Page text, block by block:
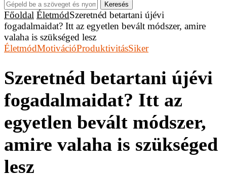
Keresés
Főoldal ÉletmódSzeretnéd betartani újévi
fogadalmaidat? Itt az egyetlen bevált módszer, amire
valaha is szükséged lesz
ÉletmódMotivációProduktivitásSiker
Szeretnéd betartani újévi
fogadalmaidat? Itt az
egyetlen bevált módszer,
amire valaha is szükséged
lesz